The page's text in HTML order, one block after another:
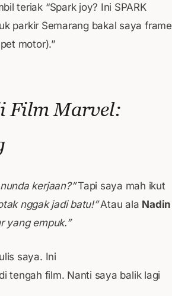
teriak “Spark joy? Ini SPARK
parkir Semarang bakal saya frame
motor).”
Film Marvel:
kerjaan?”Tapi saya mah ikut
nggak jadi batu!”Atau ala Nadin
yang empuk.”
saya. Ini
di tengah film. Nanti saya balik lagi